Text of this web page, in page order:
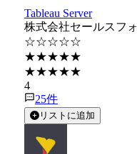
Tableau Server
株式会社セールスフ
☆☆☆☆☆
★★★★★
★★★★★
4
25件
リストに追加